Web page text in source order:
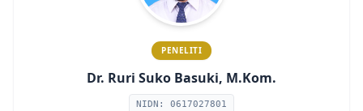
PENELITI
Dr. Ruri Suko Basuki, M.Kom.
NIDN: 0617027801